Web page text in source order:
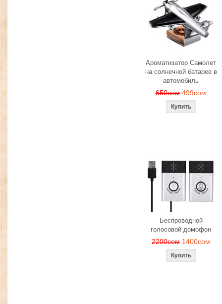
Ароматизатор Самолет
на солнечной батарее в
автомобиль
650сом 499сом
Беспроводной
голосовой домофон
2200сом 1400сом